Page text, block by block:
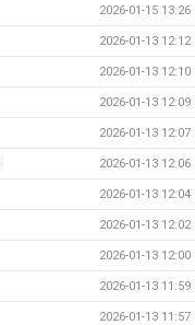
2026-01-15 13:26
2026-01-13 12:12
2026-01-13 12:10
2026-01-13 12:09
2026-01-13 12:07
2026-01-13 12:06
2026-01-13 12:04
2026-01-13 12:02
2026-01-13 12:00
2026-01-13 11:59
2026-01-13 11:57